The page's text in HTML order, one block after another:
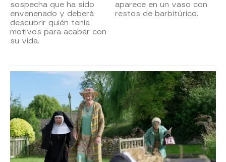
sospecha que ha sido
envenenado y deberá
descubrir quién tenía
motivos para acabar con
su vida.
aparece en un vaso con
restos de barbitúrico.